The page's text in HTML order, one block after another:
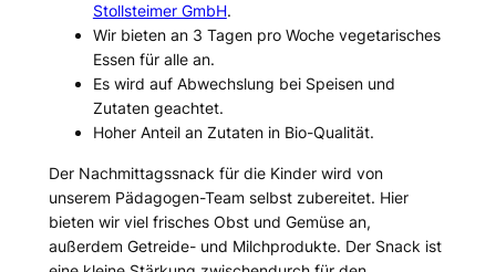
Stollsteimer GmbH.
Wir bieten an 3 Tagen pro Woche vegetarisches
Essen für alle an.
Es wird auf Abwechslung bei Speisen und
Zutaten geachtet.
Hoher Anteil an Zutaten in Bio-Qualität.
Der Nachmittagssnack für die Kinder wird von
unserem Pädagogen-Team selbst zubereitet. Hier
bieten wir viel frisches Obst und Gemüse an,
außerdem Getreide- und Milchprodukte. Der Snack ist